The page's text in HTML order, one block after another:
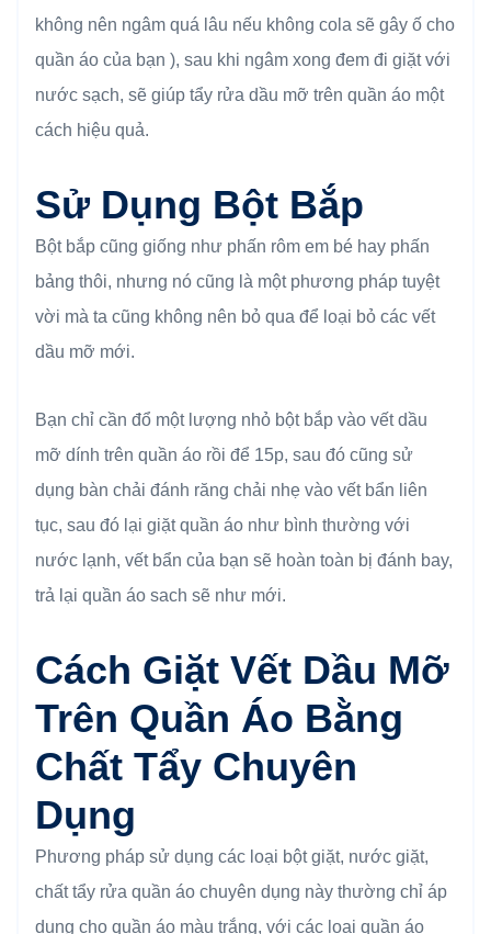
không nên ngâm quá lâu nếu không cola sẽ gây ố cho
quần áo của bạn ), sau khi ngâm xong đem đi giặt với
nước sạch, sẽ giúp tẩy rửa dầu mỡ trên quần áo một
cách hiệu quả.
Sử Dụng Bột Bắp
Bột bắp cũng giống như phấn rôm em bé hay phấn
bảng thôi, nhưng nó cũng là một phương pháp tuyệt
vời mà ta cũng không nên bỏ qua để loại bỏ các vết
dầu mỡ mới.
Bạn chỉ cần đổ một lượng nhỏ bột bắp vào vết dầu
mỡ dính trên quần áo rồi để 15p, sau đó cũng sử
dụng bàn chải đánh răng chải nhẹ vào vết bẩn liên
tục, sau đó lại giặt quần áo như bình thường với
nước lạnh, vết bẩn của bạn sẽ hoàn toàn bị đánh bay,
trả lại quần áo sach sẽ như mới.
Cách Giặt Vết Dầu Mỡ
Trên Quần Áo Bằng
Chất Tẩy Chuyên
Dụng
Phương pháp sử dụng các loại bột giặt, nước giặt,
chất tẩy rửa quần áo chuyên dụng này thường chỉ áp
dụng cho quần áo màu trắng, với các loại quần áo